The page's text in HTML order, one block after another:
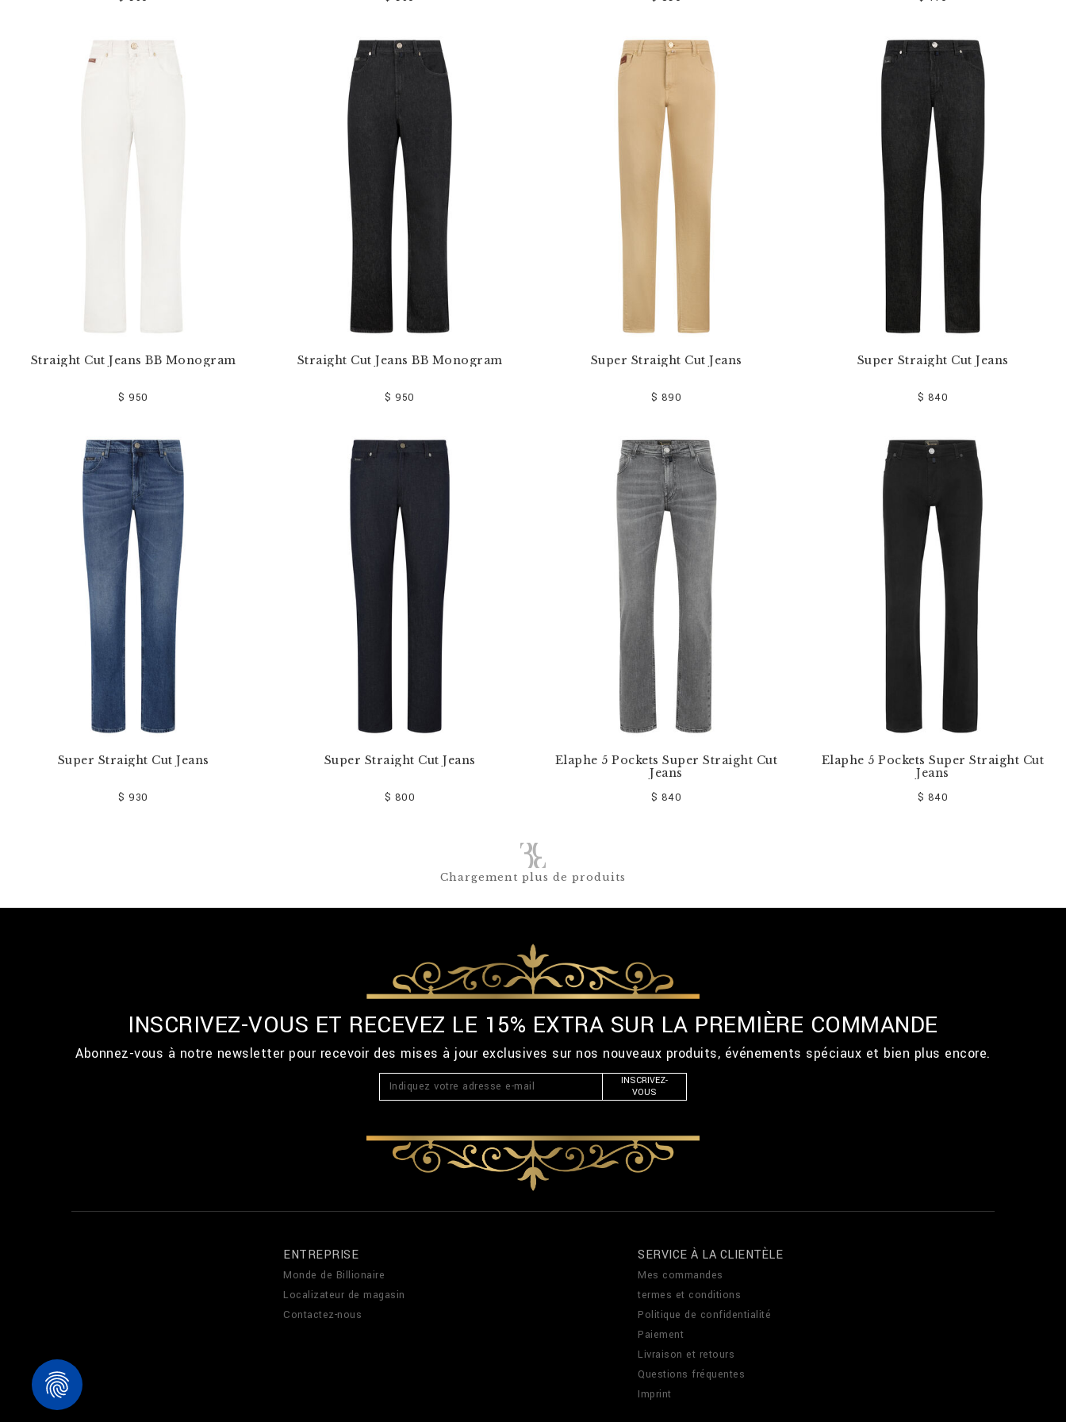
Straight Cut Jeans BB Monogram
$ 950
Straight Cut Jeans BB Monogram
$ 950
Super Straight Cut Jeans
$ 890
Super Straight Cut Jeans
$ 840
Super Straight Cut Jeans
$ 930
Super Straight Cut Jeans
$ 800
Elaphe 5 Pockets Super Straight Cut
Jeans
$ 840
Elaphe 5 Pockets Super Straight Cut
Jeans
$ 840
Chargement plus de produits
INSCRIVEZ-VOUS ET RECEVEZ LE 15% EXTRA SUR LA PREMIÈRE COMMANDE
Abonnez-vous à notre newsletter pour recevoir des mises à jour exclusives sur nos nouveaux produits, événements spéciaux et bien plus encore.
INSCRIVEZ-
VOUS
ENTREPRISE
Monde de Billionaire
Localizateur de magasin
Contactez-nous
SERVICE À LA CLIENTÈLE
Mes commandes
termes et conditions
Politique de confidentialité
Paiement
Livraison et retours
Questions fréquentes
Imprint